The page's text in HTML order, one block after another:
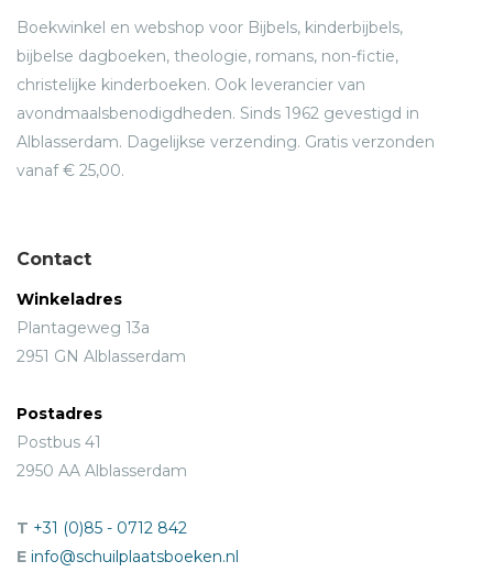
Boekwinkel en webshop voor Bijbels, kinderbijbels,
bijbelse dagboeken, theologie, romans, non-fictie,
christelijke kinderboeken. Ook leverancier van
avondmaalsbenodigdheden. Sinds 1962 gevestigd in
Alblasserdam. Dagelijkse verzending. Gratis verzonden
vanaf € 25,00.
Contact
Winkeladres
Plantageweg 13a
2951 GN Alblasserdam
Postadres
Postbus 41
2950 AA Alblasserdam
T +31 (0)85 - 0712 842
E info@schuilplaatsboeken.nl